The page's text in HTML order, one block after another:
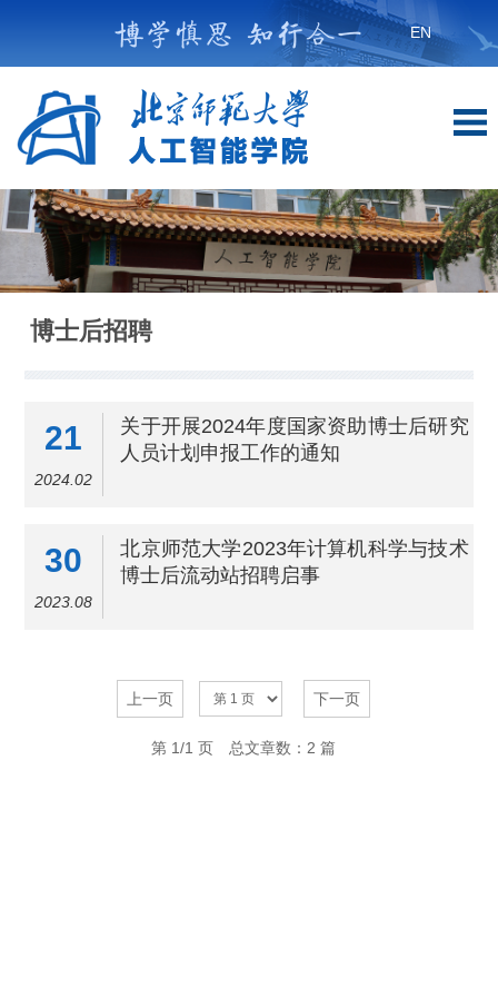
EN
博士后招聘
21
2024.02
关于开展2024年度国家资助博士后研究
人员计划申报工作的通知
30
2023.08
北京师范大学2023年计算机科学与技术
博士后流动站招聘启事
上一页 下一页
第 1/1 页 总文章数：2 篇